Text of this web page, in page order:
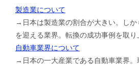
製造業について
→日本は製造業の割合が大きい。しか
を迎える業界。転換の成功事例を取り
自動車業界について
→日本の一大産業である自動車業界。